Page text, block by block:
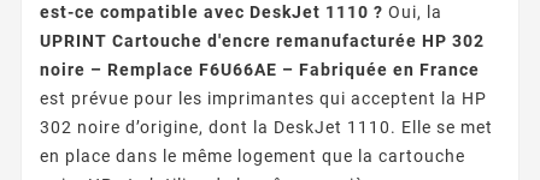
est-ce compatible avec DeskJet 1110 ? Oui, la
UPRINT Cartouche d'encre remanufacturée HP 302
noire – Remplace F6U66AE – Fabriquée en France
est prévue pour les imprimantes qui acceptent la HP
302 noire d’origine, dont la DeskJet 1110. Elle se met
en place dans le même logement que la cartouche